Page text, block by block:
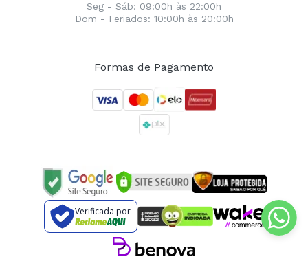
Seg - Sáb: 09:00h às 22:00h
Dom - Feriados: 10:00h às 20:00h
Formas de Pagamento
Verificada por